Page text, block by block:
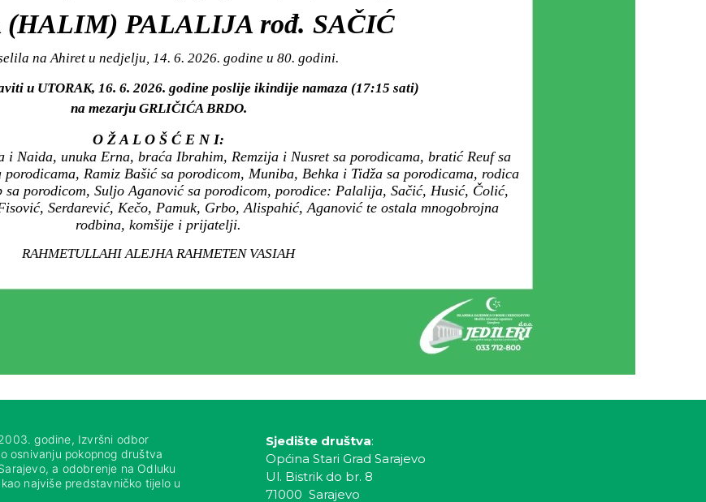
PALALIJA rođ. SAČIĆ
na Ahiret u nedjelju, 14. 6. 2026. godine u 80. godini.
u UTORAK, 16. 6. 2026. godine poslije ikindije namaza (17:15 sati)
na mezarju GRLIČIĆA BRDO.
O Ž A L O Š Ć E N I:
Naida, unuka Erna, braća Ibrahim, Remzija i Nusret sa porodicama, bratić Reuf sa
Ramiz Bašić sa porodicom, Muniba, Behka i Tidža sa porodicama, rodica
sa porodicom, Suljo Aganović sa porodicom, porodice: Palalija, Sačić, Husić, Čolić,
Serdarević, Kečo, Pamuk, Grbo, Alispahić, Aganović te ostala mnogobrojna
rodbina, komšije i prijatelji.
RAHMETULLAHI ALEJHA RAHMETEN VASIAH
godine, Izvršni odbor
osnivanju pokopnog društva
a odobrenje na Odluku
najviše predstavničko tijelo u
Sjedište društva:
Općina Stari Grad Sarajevo
Ul. Bistrik do br. 8
71000 Sarajevo